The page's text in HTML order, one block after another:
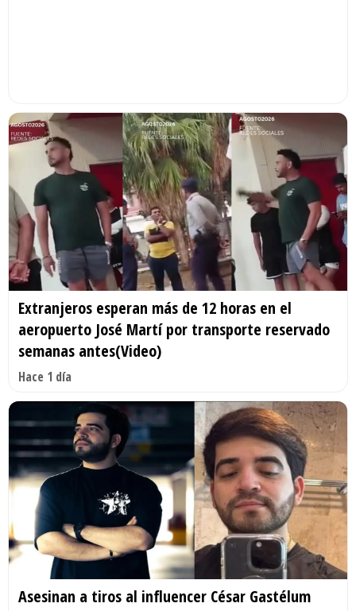
Extranjeros esperan más de 12 horas en el
aeropuerto José Martí por transporte reservado
semanas antes(Video)
Hace 1 día
Asesinan a tiros al influencer César Gastélum